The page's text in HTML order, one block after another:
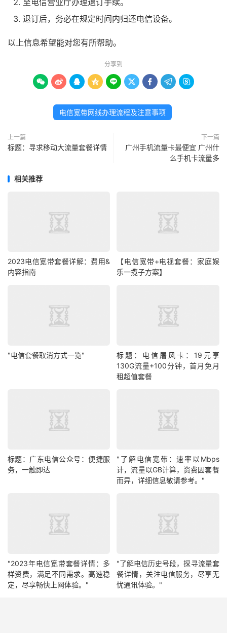
至电信营业厅办理退订手续。
退订后，务必在规定时间内归还电信设备。
以上信息希望能对您有所帮助。
分享到
        
电信宽带网线办理流程及注意事项
上一篇
标题：寻求移动大流量套餐详情
下一篇
广州手机流量卡最便宜 广州什
么手机卡流量多
相关推荐
2023电信宽带套餐详解：费用&
内容指南
【电信宽带+电视套餐：家庭娱
乐一揽子方案】
"电信套餐取消方式一览"
标题：电信屠风卡：19元享
130G流量+100分钟，首月免月
租超值套餐
标题：广东电信公众号：便捷服
务，一触即达
"了解电信宽带：速率以Mbps
计，流量以GB计算，资费因套餐
而异，详细信息敬请参考。"
"2023年电信宽带套餐详情：多
样资费，满足不同需求。高速稳
定，尽享畅快上网体验。"
"了解电信历史号段，探寻流量套
餐详情，关注电信服务，尽享无
忧通讯体验。"